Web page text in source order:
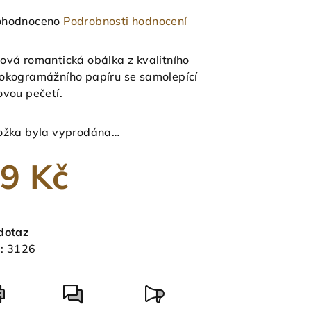
Podrobnosti hodnocení
romantická obálka z kvalitního
papíru se samolepící
pečetí.
byla vyprodána…
Kč
3126